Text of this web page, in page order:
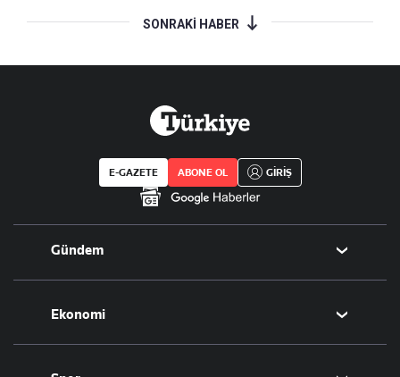
SONRAKİ HABER
E-GAZETE ABONE OL GİRİŞ
Gündem
Eğitim
Ekonomi